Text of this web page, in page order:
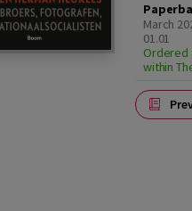
March
01.01
Ordered
within